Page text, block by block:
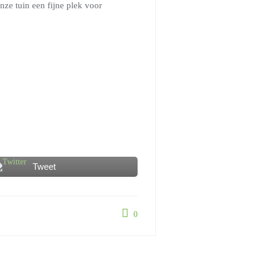
tuin een fijne plek voor
Tweet
0